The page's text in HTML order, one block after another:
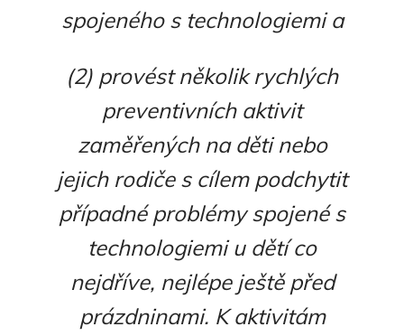
spojeného s technologiemi a
(2) provést několik rychlých
preventivních aktivit
zaměřených na děti nebo
jejich rodiče s cílem podchytit
případné problémy spojené s
technologiemi u dětí co
nejdříve, nejlépe ještě před
prázdninami. K aktivitám